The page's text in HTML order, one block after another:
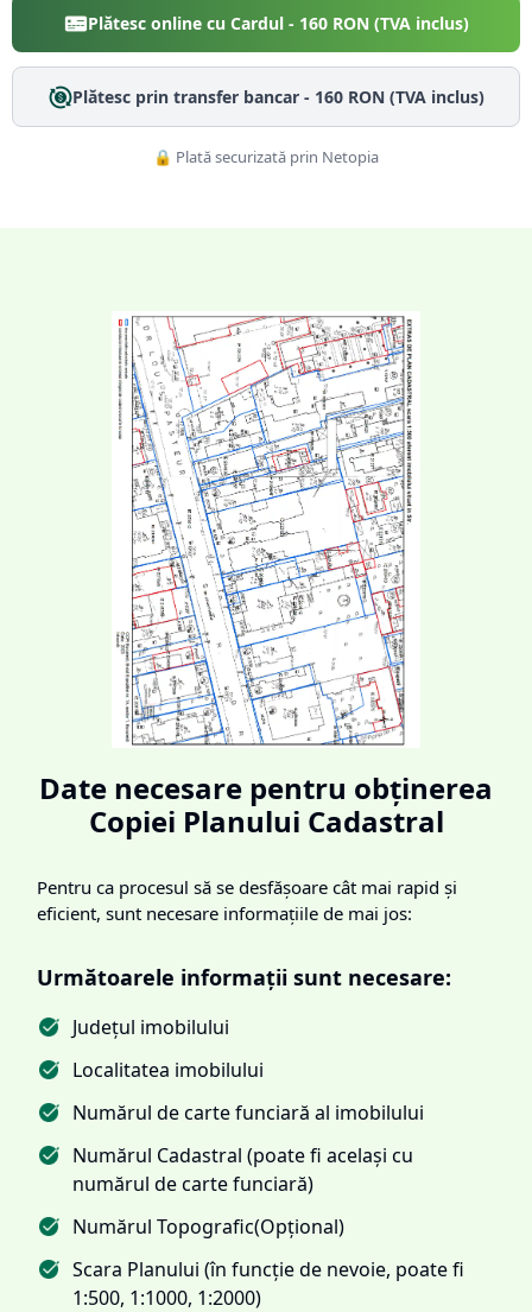
Plătesc online cu Cardul - 160RON (TVA inclus)
Plătesc prin transfer bancar - 160RON (TVA inclus)
🔒 Plată securizată prin Netopia
Date necesare pentru obținerea
Copiei Planului Cadastral
Pentru ca procesul să se desfășoare cât mai rapid și
eficient, sunt necesare informațiile de mai jos:
Următoarele informații sunt necesare:
Județul imobilului
Localitatea imobilului
Numărul de carte funciară al imobilului
Numărul Cadastral (poate fi același cu
numărul de carte funciară)
Numărul Topografic(Opțional)
Scara Planului (în funcție de nevoie, poate fi
1:500, 1:1000, 1:2000)